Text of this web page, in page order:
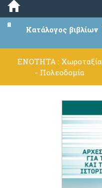
Κατάλογος βιβλίων
ΕΝΟΤΗΤΑ : Χωροταξία
- Πολεοδομία